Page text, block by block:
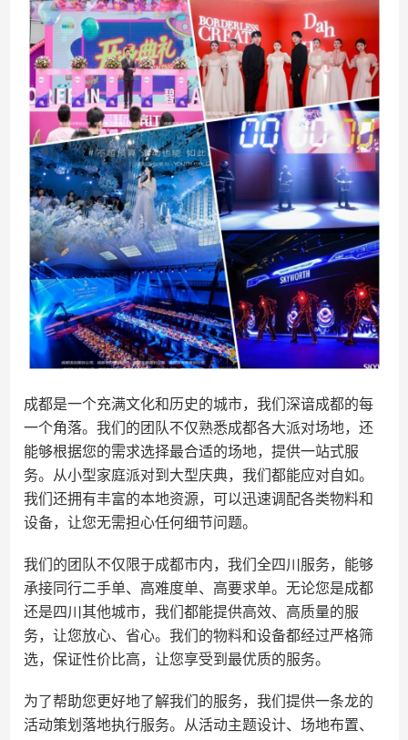
成都是一个充满文化和历史的城市，我们深谙成都的每
一个角落。我们的团队不仅熟悉成都各大派对场地，还
能够根据您的需求选择最合适的场地，提供一站式服
务。从小型家庭派对到大型庆典，我们都能应对自如。
我们还拥有丰富的本地资源，可以迅速调配各类物料和
设备，让您无需担心任何细节问题。
我们的团队不仅限于成都市内，我们全四川服务，能够
承接同行二手单、高难度单、高要求单。无论您是成都
还是四川其他城市，我们都能提供高效、高质量的服
务，让您放心、省心。我们的物料和设备都经过严格筛
选，保证性价比高，让您享受到最优质的服务。
为了帮助您更好地了解我们的服务，我们提供一条龙的
活动策划落地执行服务。从活动主题设计、场地布置、